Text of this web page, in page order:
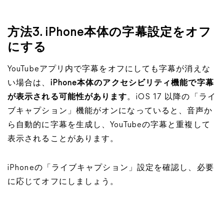
方法3. iPhone本体の字幕設定をオフ
にする
YouTubeアプリ内で字幕をオフにしても字幕が消えな
い場合は、 iPhone本体のアクセシビリティ機能で字幕
が表示される可能性があります。iOS 17 以降の「ライ
ブキャプション」機能がオンになっていると、音声か
ら自動的に字幕を生成し、YouTubeの字幕と重複して
表示されることがあります。
iPhoneの「ライブキャプション」設定を確認し、必要
に応じてオフにしましょう。